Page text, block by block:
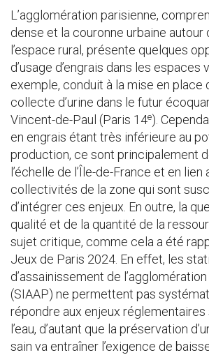
L’agglomération parisienne,
dense et la couronne urbaine autour
l’espace rural, présente quelques
d’usage d’engrais dans les espaces
exemple, conduit à la mise en place
collecte d’urine dans le futur
Vincent-de-Paul (Paris 14e).
en engrais étant très inférieure au
production, ce sont principalement
l’échelle de l’Île-de-France et en
collectivités de la zone qui sont
d’intégrer ces enjeux. En outre, la
qualité et de la quantité de la
sujet critique, comme cela a été
Jeux de Paris 2024. En effet, les
d’assainissement de
(SIAAP) ne permettent pas
répondre aux enjeux réglementaires
l’eau, d’autant que la préservation
sain va entraîner l’exigence de